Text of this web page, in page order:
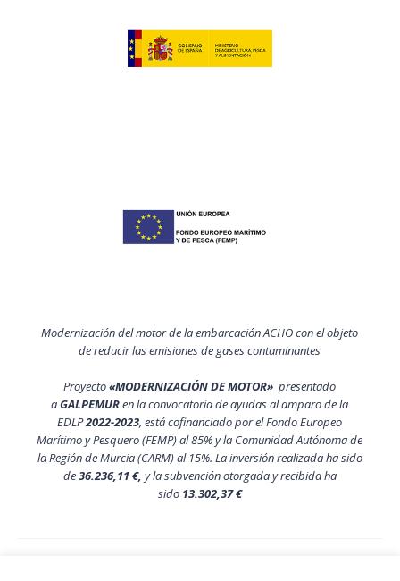
Modernización del motor de la embarcación ACHO con el objeto
de reducir las emisiones de gases contaminantes
Proyecto«MODERNIZACIÓN DE MOTOR» presentado
aGALPEMURen la convocatoria de ayudas al amparo de la
EDLP2022-2023, está cofinanciado por el Fondo Europeo
Marítimo y Pesquero (FEMP) al 85% y la Comunidad Autónoma de
la Región de Murcia (CARM) al 15%. La inversión realizada ha sido
de36.236,11 €, y la subvención otorgada y recibida ha
sido 13.302,37 €